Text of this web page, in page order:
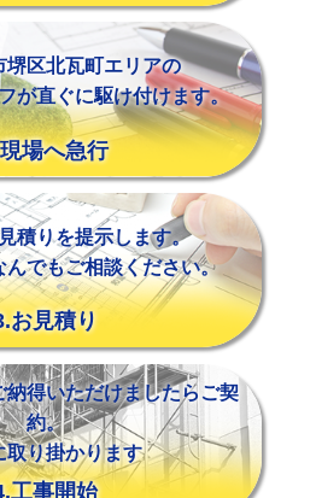
堺区北瓦町エリアの
が直ぐに駆け付けます。
場へ急行
積りを提示します。
んでもご相談ください。
お見積り
納得いただけましたらご契
約。
取り掛かります
工事開始